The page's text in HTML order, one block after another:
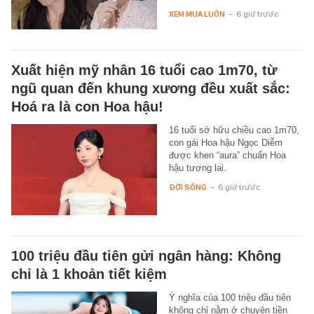
XEM MUA LUÔN - 6 giờ trước
Xuất hiện mỹ nhân 16 tuổi cao 1m70, từ
ngũ quan đến khung xương đều xuất sắc:
Hoá ra là con Hoa hậu!
16 tuổi sở hữu chiều cao 1m70,
con gái Hoa hậu Ngọc Diễm
được khen “aura” chuẩn Hoa
hậu tương lai.
ĐỜI SỐNG - 6 giờ trước
100 triệu đầu tiên gửi ngân hàng: Không
chỉ là 1 khoản tiết kiệm
Ý nghĩa của 100 triệu đầu tiên
không chỉ nằm ở chuyện tiền